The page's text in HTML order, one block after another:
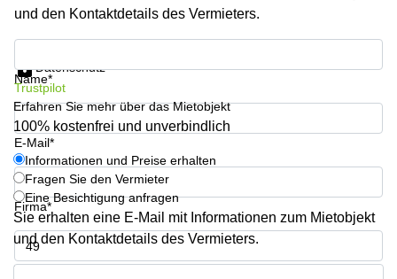
Bertrange
Centres
sur-
Alzette
Centres
d’affaires
Sandweiler
und den Kontaktdetails des Vermieters.
Name*
E-Mail*
Firma*
Telefon*
Datenschutz
Trustpilot
Erfahren Sie mehr über das Mietobjekt
100% kostenfrei und unverbindlich
Informationen und Preise erhalten
Fragen Sie den Vermieter
Eine Besichtigung anfragen
Sie erhalten eine E-Mail mit Informationen zum Mietobjekt
und den Kontaktdetails des Vermieters.